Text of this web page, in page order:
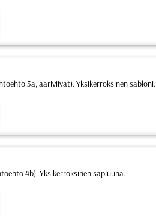
5a, ääriviivat). Yksikerroksinen sabloni.
4b). Yksikerroksinen sapluuna.